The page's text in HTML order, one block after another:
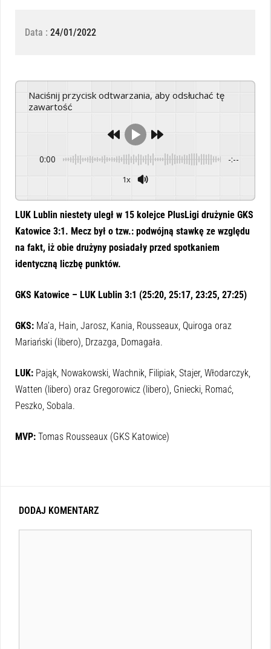
Data : 24/01/2022
Naciśnij przycisk odtwarzania, aby odsłuchać tę
zawartość
0:00 -:--
1x
LUK Lublin niestety uległ w 15 kolejce PlusLigi drużynie GKS
Katowice 3:1. Mecz był o tzw.: podwójną stawkę ze względu
na fakt, iż obie drużyny posiadały przed spotkaniem
identyczną liczbę punktów.
GKS Katowice – LUK Lublin 3:1 (25:20, 25:17, 23:25, 27:25)
GKS: Ma’a, Hain, Jarosz, Kania, Rousseaux, Quiroga oraz
Mariański (libero), Drzazga, Domagała.
LUK: Pająk, Nowakowski, Wachnik, Filipiak, Stajer, Włodarczyk,
Watten (libero) oraz Gregorowicz (libero), Gniecki, Romać,
Peszko, Sobala.
MVP: Tomas Rousseaux (GKS Katowice)
DODAJ KOMENTARZ